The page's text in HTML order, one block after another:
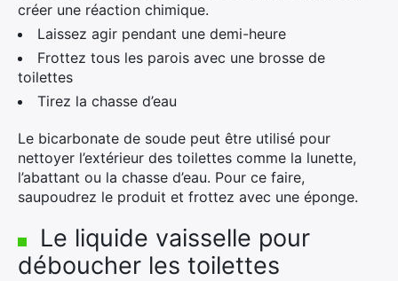
créer une réaction chimique.
Laissez agir pendant une demi-heure
Frottez tous les parois avec une brosse de
toilettes
Tirez la chasse d’eau
Le bicarbonate de soude peut être utilisé pour
nettoyer l’extérieur des toilettes comme la lunette,
l’abattant ou la chasse d’eau. Pour ce faire,
saupoudrez le produit et frottez avec une éponge.
Le liquide vaisselle pour
déboucher les toilettes